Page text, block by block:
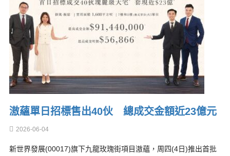
滶蘊單日招標售出40伙 總成交金額近23億元
2026-06-04
新世界發展(00017)旗下九龍玫瑰街項目滶蘊，周四(4日)推出首批